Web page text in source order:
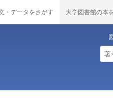
・データをさがす 大学図書館の本